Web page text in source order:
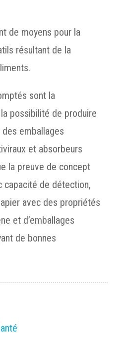
de moyens pour la
résultant de la
sont la
possibilité de produire
emballages
et absorbeurs
la preuve de concept
capacité de détection,
avec des propriétés
et d’emballages
de bonnes